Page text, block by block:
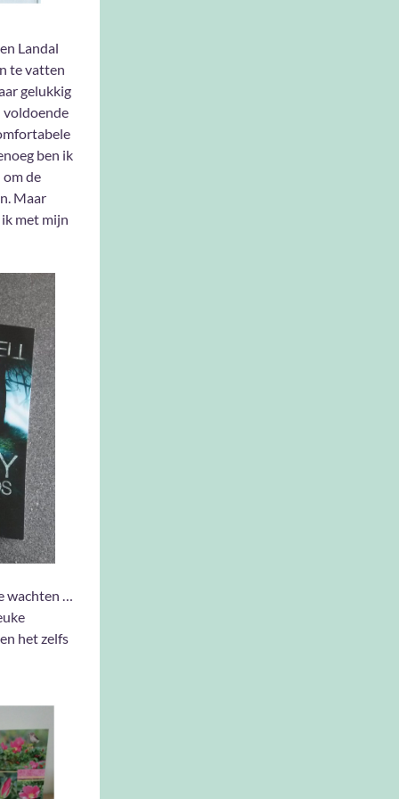
Landal
te vatten
gelukkig
voldoende
ben ik
de
Maar
met mijn
…
het zelfs